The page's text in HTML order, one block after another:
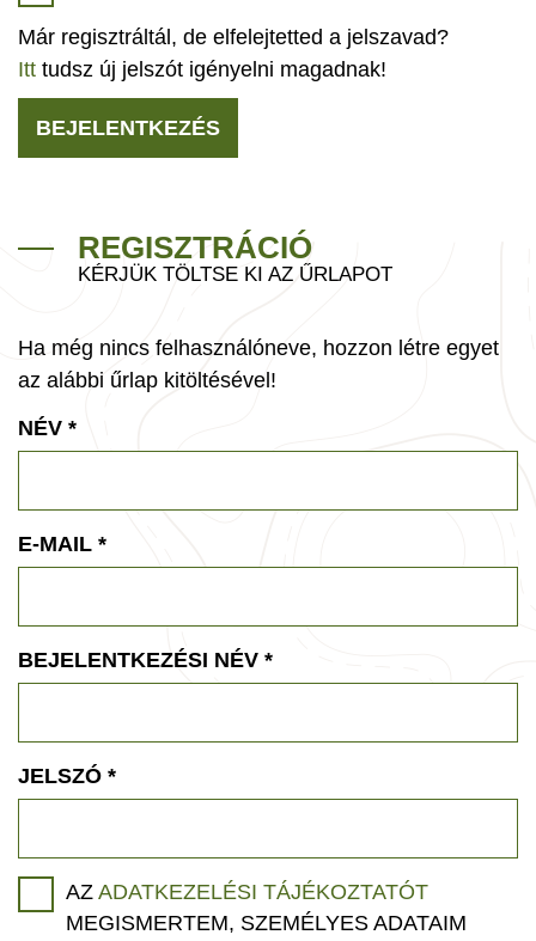
Már regisztráltál, de elfelejtetted a jelszavad?
Itt tudsz új jelszót igényelni magadnak!
BEJELENTKEZÉS
REGISZTRÁCIÓ
KÉRJÜK TÖLTSE KI AZ ŰRLAPOT
Ha még nincs felhasználóneve, hozzon létre egyet
az alábbi űrlap kitöltésével!
NÉV *
E-MAIL *
BEJELENTKEZÉSI NÉV *
JELSZÓ *
AZ ADATKEZELÉSI TÁJÉKOZTATÓT
MEGISMERTEM, SZEMÉLYES ADATAIM